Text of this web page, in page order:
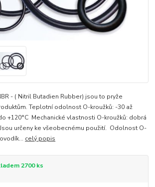
- ( Nitril Butadien Rubber) jsou to pryže
Teplotní odolnost O-kroužků: -30 až
+120°C Mechanické vlastnosti O-kroužků: dobrá
určeny ke všeobecnému použití. Odolnost O-
celý popis
2700 ks